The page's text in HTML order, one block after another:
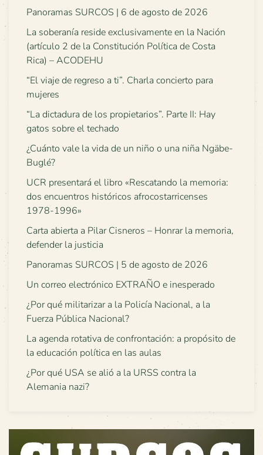
Panoramas SURCOS | 6 de agosto de 2026
La soberanía reside exclusivamente en la Nación
(artículo 2 de la Constitución Política de Costa
Rica) – ACODEHU
“El viaje de regreso a ti”. Charla concierto para
mujeres
“La dictadura de los propietarios”. Parte II: Hay
gatos sobre el techado
¿Cuánto vale la vida de un niño o una niña Ngäbe-
Buglé?
UCR presentará el libro «Rescatando la memoria:
dos encuentros históricos afrocostarricenses
1978-1996»
Carta abierta a Pilar Cisneros – Honrar la memoria,
defender la justicia
Panoramas SURCOS | 5 de agosto de 2026
Un correo electrónico EXTRAÑO e inesperado
¿Por qué militarizar a la Policía Nacional, a la
Fuerza Pública Nacional?
La agenda rotativa de confrontación: a propósito de
la educación política en las aulas
¿Por qué USA se alió a la URSS contra la
Alemania nazi?